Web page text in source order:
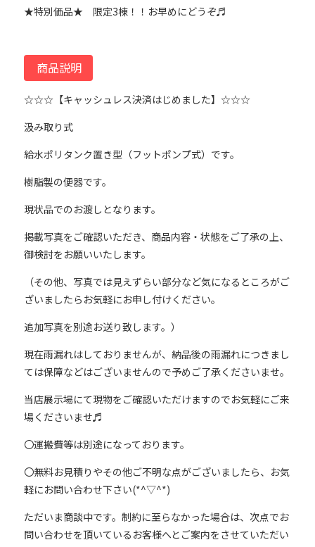
★特別価品★ 限定3棟！！お早めにどうぞ♬
商品説明
☆☆☆【キャッシュレス決済はじめました】☆☆☆
汲み取り式
給水ポリタンク置き型（フットポンプ式）です。
樹脂製の便器です。
現状品でのお渡しとなります。
掲載写真をご確認いただき、商品内容・状態をご了承の上、
御検討をお願いいたします。
（その他、写真では見えずらい部分など気になるところがご
ざいましたらお気軽にお申し付けください。
追加写真を別途お送り致します。）
現在雨漏れはしておりませんが、納品後の雨漏れにつきまし
ては保障などはございませんので予めご了承くださいませ。
当店展示場にて現物をご確認いただけますのでお気軽にご来
場くださいませ♬
〇運搬費等は別途になっております。
〇無料お見積りやその他ご不明な点がございましたら、お気
軽にお問い合わせ下さい(*^▽^*)
ただいま商談中です。制約に至らなかった場合は、次点でお
問い合わせを頂いているお客様へとご案内をさせていただい